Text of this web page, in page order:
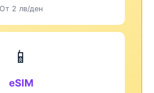
От 2 лв/ден
📱
eSIM